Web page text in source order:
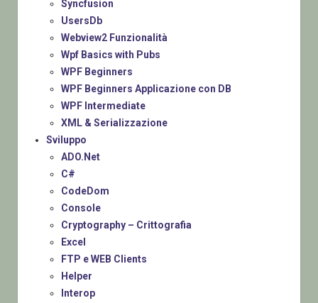
Syncfusion
UsersDb
Webview2 Funzionalità
Wpf Basics with Pubs
WPF Beginners
WPF Beginners Applicazione con DB
WPF Intermediate
XML & Serializzazione
Sviluppo
ADO.Net
C#
CodeDom
Console
Cryptography – Crittografia
Excel
FTP e WEB Clients
Helper
Interop